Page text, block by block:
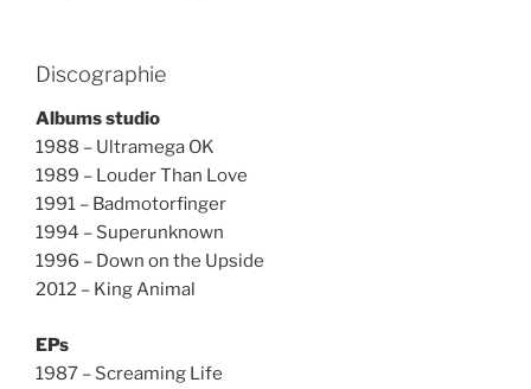
Discographie
Albums studio
1988 – Ultramega OK
1989 – Louder Than Love
1991 – Badmotorfinger
1994 – Superunknown
1996 – Down on the Upside
2012 – King Animal
EPs
1987 – Screaming Life